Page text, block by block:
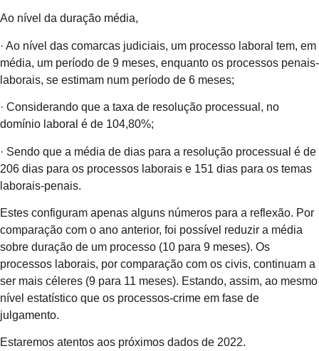
Ao nível da duração média,
· Ao nível das comarcas judiciais, um processo laboral tem, em
média, um período de 9 meses, enquanto os processos penais-
laborais, se estimam num período de 6 meses;
· Considerando que a taxa de resolução processual, no
domínio laboral é de 104,80%;
· Sendo que a média de dias para a resolução processual é de
206 dias para os processos laborais e 151 dias para os temas
laborais-penais.
Estes configuram apenas alguns números para a reflexão. Por
comparação com o ano anterior, foi possível reduzir a média
sobre duração de um processo (10 para 9 meses). Os
processos laborais, por comparação com os civis, continuam a
ser mais céleres (9 para 11 meses). Estando, assim, ao mesmo
nível estatístico que os processos-crime em fase de
julgamento.
Estaremos atentos aos próximos dados de 2022.